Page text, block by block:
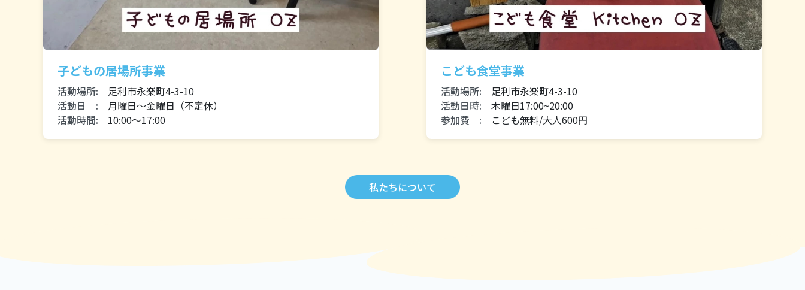
子どもの居場所事業
活動場所:
足利市永楽町4-3-10
活動日 :
月曜日〜金曜日（不定休）
活動時間:
10:00〜17:00
こども食堂事業
活動場所:
足利市永楽町4-3-10
活動日時:
木曜日17:00~20:00
参加費 :
こども無料/大人600円
私たちについて